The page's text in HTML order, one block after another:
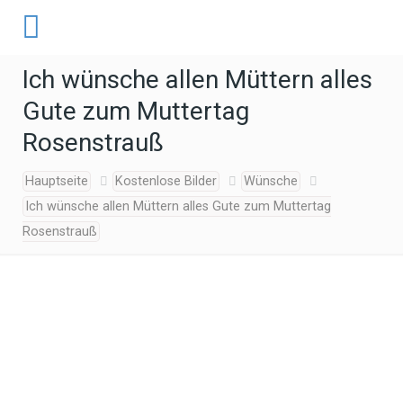
Ich wünsche allen Müttern alles
Gute zum Muttertag
Rosenstrauß
Hauptseite Kostenlose Bilder
Wünsche
Ich wünsche allen Müttern alles Gute zum Muttertag
Rosenstrauß